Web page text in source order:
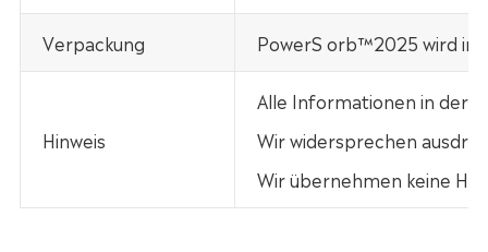
Verpackung PowerS orb™2025 wird in
Hinweis
Alle Informationen in der
Wir widersprechen
Wir übernehmen keine